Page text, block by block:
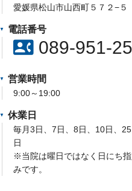
愛媛県松山市山西町５７２−５
電話番号
contact_phone089-951-
営業時間
9:00～19:00
休業日
毎月3日、7日、8日、10日、
日
※当院は曜日ではなく日にち
みです。